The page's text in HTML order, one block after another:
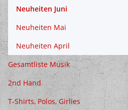
Neuheiten Juni
Neuheiten Mai
Neuheiten April
Gesamtliste Musik
2nd Hand
T-Shirts, Polos, Girlies